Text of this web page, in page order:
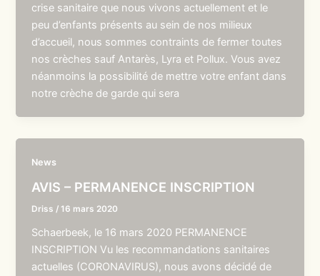
crise sanitaire que nous vivons actuellement et le
peu d’enfants présents au sein de nos milieux
d’accueil, nous sommes contraints de fermer toutes
nos crèches sauf Antarès, Lyra et Pollux. Vous avez
néanmoins la possibilité de mettre votre enfant dans
notre crèche de garde qui sera
News
AVIS – PERMANENCE INSCRIPTION
Driss /16 mars 2020
Schaerbeek, le 16 mars 2020 PERMANENCE
INSCRIPTION Vu les recommandations sanitaires
actuelles (CORONAVIRUS), nous avons décidé de